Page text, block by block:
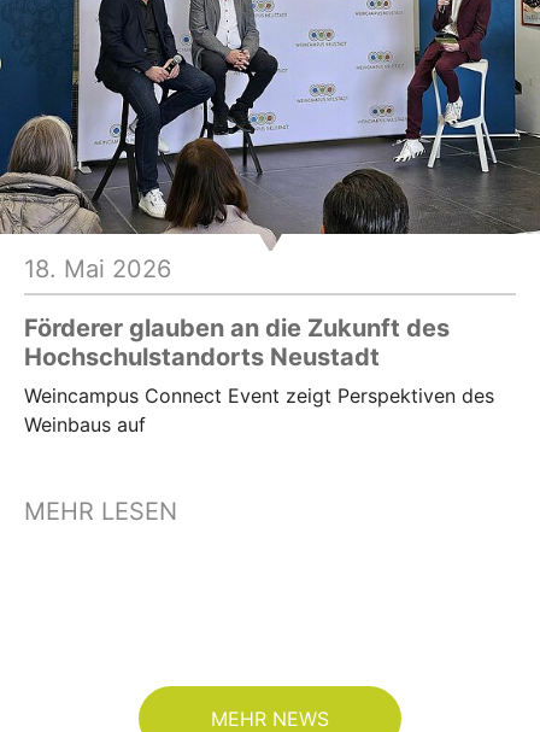
18. Mai 2026
Förderer glauben an die Zukunft des
Hochschulstandorts Neustadt
Weincampus Connect Event zeigt Perspektiven des
Weinbaus auf
MEHR LESEN
lesen
MEHR NEWS